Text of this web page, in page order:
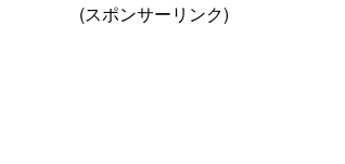
(スポンサーリンク)